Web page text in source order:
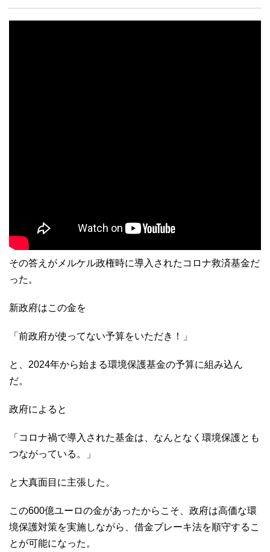
その答えがメルケル政権時に導入されたコロナ救済基金だ
った。
新政府はこの金を
「前政府が使ってない予算をいただき！」
と、2024年から始まる環境保護基金の予算に組み込ん
だ。
政府によると
「コロナ禍で導入された基金は、なんとなく環境保護とも
つながっている。」
と大真面目に主張した。
この600億ユーロの金があったからこそ、政府は高価な環
境保護対策を実施しながら、借金ブレーキ法を順守するこ
とが可能になった。